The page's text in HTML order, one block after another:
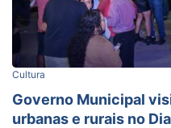
Cultura
Governo Municipal
urbanas e rurais no